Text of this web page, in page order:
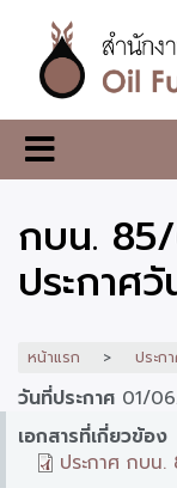
เนื้อหา
หลักสำนักงาน
กองทุน
น้ำมัน
เชื้อ
กบน.
ประกาศ
หน้าแรก ประก
วันที่ประกาศ 01/
เอกสารที่เกี่ยวข้อง
ประกาศ กบน